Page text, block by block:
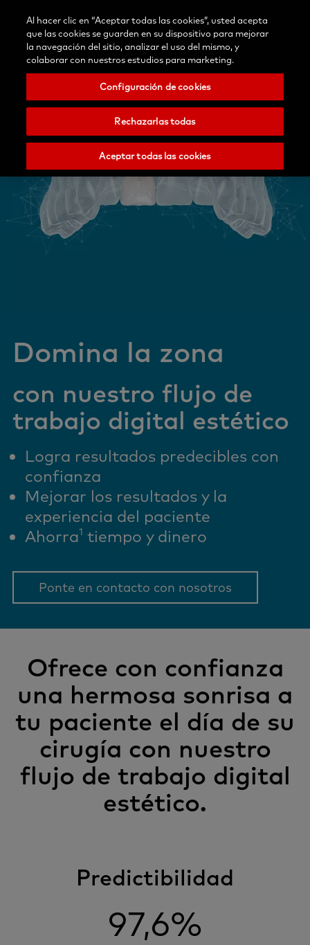
Registrar Blog Contáctenos
Selecciona
tu
Nobel
Biocare
Buscar Menu
Domina la zona
con nuestro flujo de
trabajo digital estético
Logra resultados predecibles con
confianza
Mejorar los resultados y la
experiencia del paciente
Ahorra1 tiempo y dinero
Ponte en contacto con nosotros
Ofrece con confianza
una hermosa sonrisa a
tu paciente el día de su
cirugía con nuestro
flujo de trabajo digital
estético.
Predictibilidad
97,6%
Al hacer clic en “Aceptar todas las cookies”, usted acepta
que las cookies se guarden en su dispositivo para mejorar
la navegación del sitio, analizar el uso del mismo, y
colaborar con nuestros estudios para marketing.
Configuración de cookies
Rechazarlas todas
Aceptar todas las cookies